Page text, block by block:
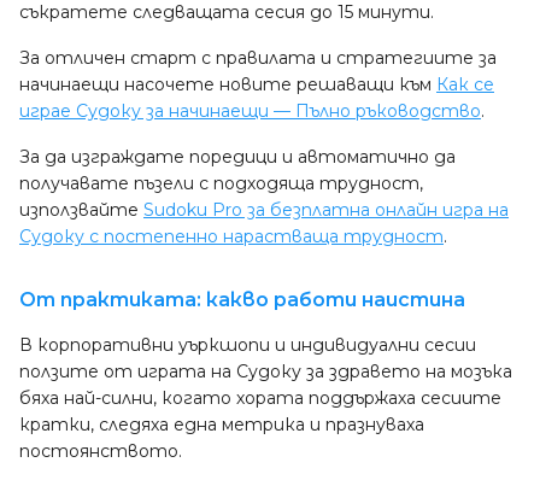
съкратете следващата сесия до 15 минути.
За отличен старт с правилата и стратегиите за
начинаещи насочете новите решаващи към Как се
играе Судоку за начинаещи — Пълно ръководство.
За да изграждате поредици и автоматично да
получавате пъзели с подходяща трудност,
използвайте Sudoku Pro за безплатна онлайн игра на
Судоку с постепенно нарастваща трудност.
От практиката: какво работи наистина
В корпоративни уъркшопи и индивидуални сесии
ползите от играта на Судоку за здравето на мозъка
бяха най-силни, когато хората поддържаха сесиите
кратки, следяха една метрика и празнуваха
постоянството.